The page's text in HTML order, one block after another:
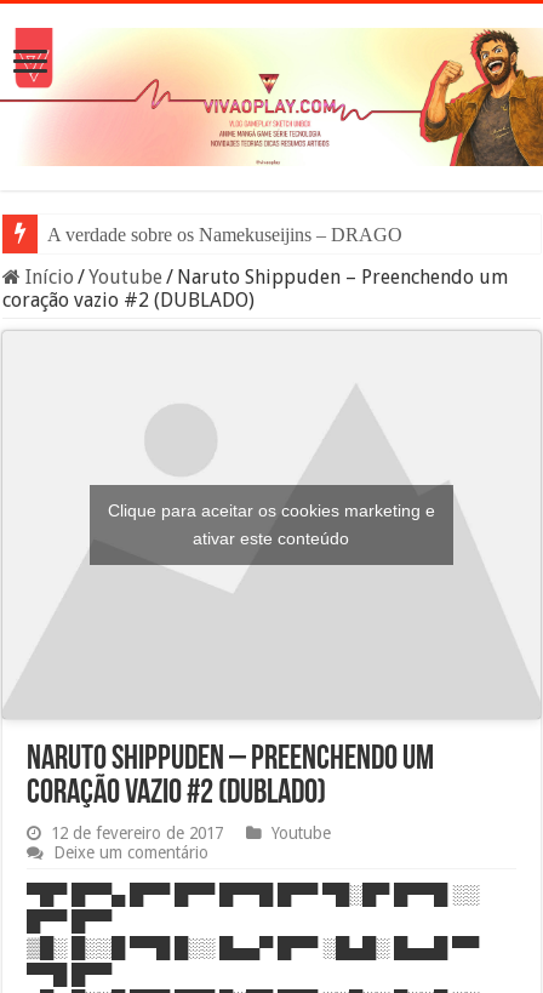
A verdade sobre os Namekuseijins – DRAGON BALL #News
Início /Youtube / Naruto Shippuden – Preenchendo um
coração vazio #2 (DUBLADO)
Clique para aceitar os cookies marketing e
ativar este conteúdo
Naruto Shippuden – Preenchendo um
coração vazio #2 (DUBLADO)
12 de fevereiro de 2017
Youtube
Deixe um comentário
▀█▀ █▀▀▄ █▀▀ █▀▀ █▀▀█ █▀▀ ▀█░█▀ █▀▀█ ░░
█▀▀ █▀▀
▒█░ █░░█ ▀▀█ █░░ █▄▄▀ █▀▀ ░█▄█░ █▄▄█ ▀▀
▀▀█ █▀▀